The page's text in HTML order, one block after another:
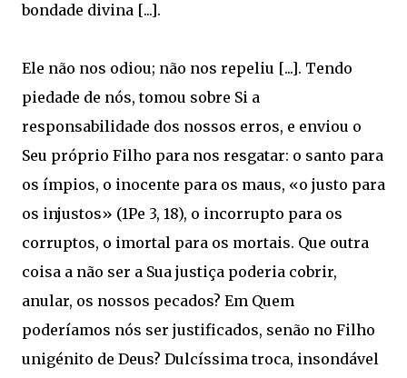
bondade divina [...].
Ele não nos odiou; não nos repeliu [...]. Tendo
piedade de nós, tomou sobre Si a
responsabilidade dos nossos erros, e enviou o
Seu próprio Filho para nos resgatar: o santo para
os ímpios, o inocente para os maus, «o justo para
os injustos» (1Pe 3, 18), o incorrupto para os
corruptos, o imortal para os mortais. Que outra
coisa a não ser a Sua justiça poderia cobrir,
anular, os nossos pecados? Em Quem
poderíamos nós ser justificados, senão no Filho
unigénito de Deus? Dulcíssima troca, insondável